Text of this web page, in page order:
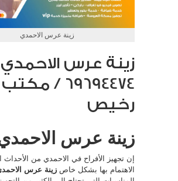
زينة عرس الاحمدي
زينة عرس
69694474 /
رخيص
زينة عرس
إن تجهيز الأفراح في الاحمدي من الأحداث
الاهتمام بها بشكل خاص زينة عرس